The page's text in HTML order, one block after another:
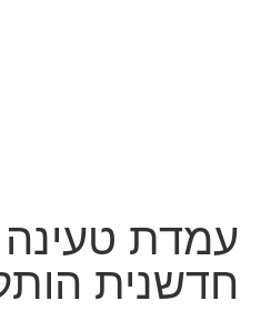
עמדת
חדשנית